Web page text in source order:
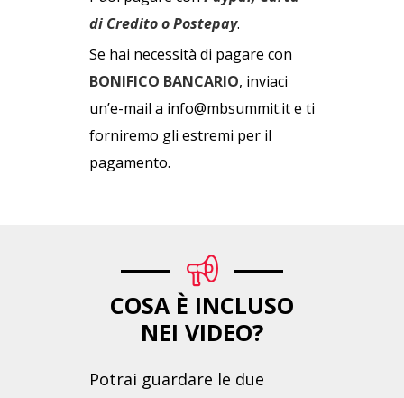
di Credito o Postepay.
Se hai necessità di pagare con
BONIFICO BANCARIO, inviaci
un’e-mail a info@mbsummit.it e ti
forniremo gli estremi per il
pagamento.
COSA È INCLUSO
NEI VIDEO?
Potrai guardare le due